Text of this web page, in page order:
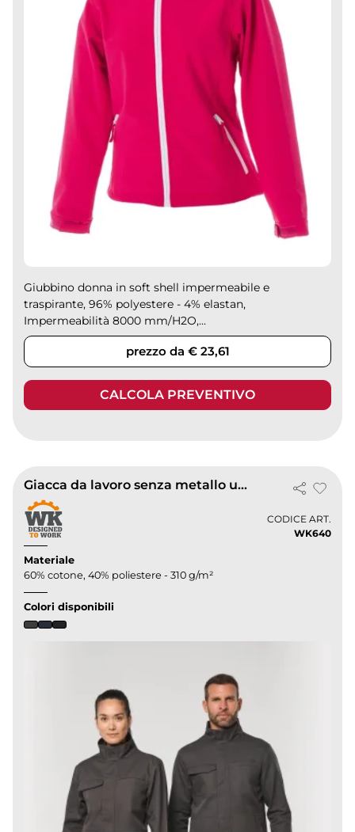
Giubbino donna in soft shell impermeabile e
traspirante, 96% polyestere - 4% elastan,
Impermeabilità 8000 mm/H2O,...
prezzo da € 23,61
CALCOLA PREVENTIVO
Giacca da lavoro senza metallo unisex
CODICE ART.
WK640
Materiale
60% cotone, 40% poliestere - 310 g/m²
Colori disponibili